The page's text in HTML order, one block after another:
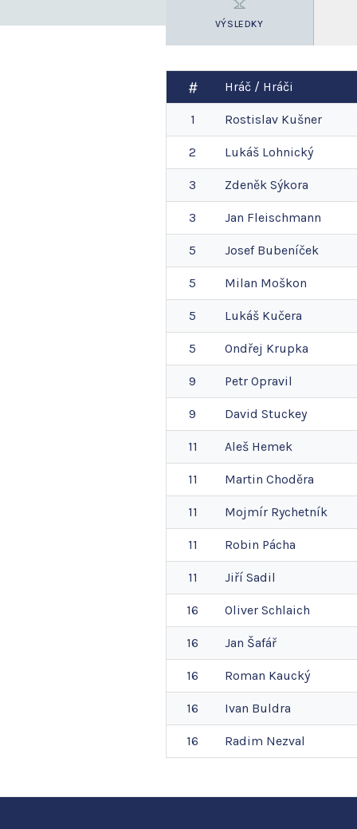
VÝSLEDKY
Hráč / Hráči
1 Rostislav Kušner
2 Lukáš Lohnický
3 Zdeněk Sýkora
3 Jan Fleischmann
5 Josef Bubeníček
5 Milan Moškon
5 Lukáš Kučera
5 Ondřej Krupka
9 Petr Opravil
9 David Stuckey
11 Aleš Hemek
11 Martin Choděra
11 Mojmír Rychetník
11 Robin Pácha
11 Jiří Sadil
16 Oliver Schlaich
16 Jan Šafář
16 Roman Kaucký
16 Ivan Buldra
16 Radim Nezval